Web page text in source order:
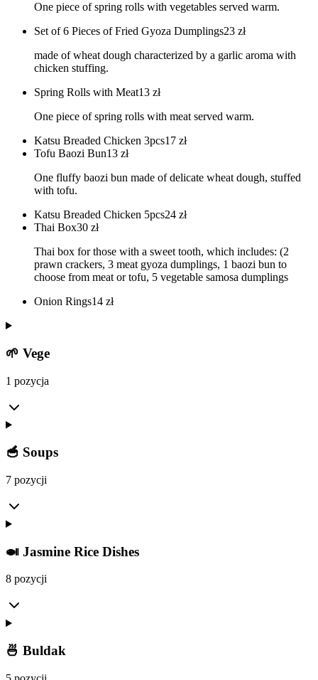
One piece of spring rolls with vegetables served warm.
Set of 6 Pieces of Fried Gyoza Dumplings23 zł
made of wheat dough characterized by a garlic aroma with
chicken stuffing.
Spring Rolls with Meat13 zł
One piece of spring rolls with meat served warm.
Katsu Breaded Chicken 3pcs17 zł
Tofu Baozi Bun13 zł
One fluffy baozi bun made of delicate wheat dough, stuffed
with tofu.
Katsu Breaded Chicken 5pcs24 zł
Thai Box30 zł
Thai box for those with a sweet tooth, which includes: (2
prawn crackers, 3 meat gyoza dumplings, 1 baozi bun to
choose from meat or tofu, 5 vegetable samosa dumplings
Onion Rings14 zł
🌱 Vege
1 pozycja
🥣 Soups
7 pozycji
🍛 Jasmine Rice Dishes
8 pozycji
🍜 Buldak